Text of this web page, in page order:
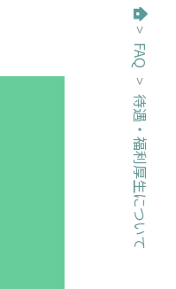
トップページ
>
FAQ
>
待遇・福利厚生について